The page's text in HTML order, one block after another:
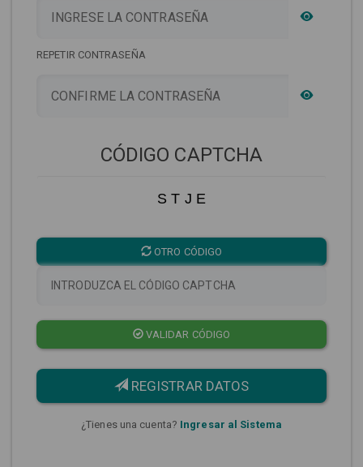
REPETIR CONTRASEÑA
CÓDIGO CAPTCHA
S T J E
OTRO CÓDIGO
VALIDAR CÓDIGO
REGISTRAR DATOS
¿Tienes una cuenta? Ingresar al Sistema